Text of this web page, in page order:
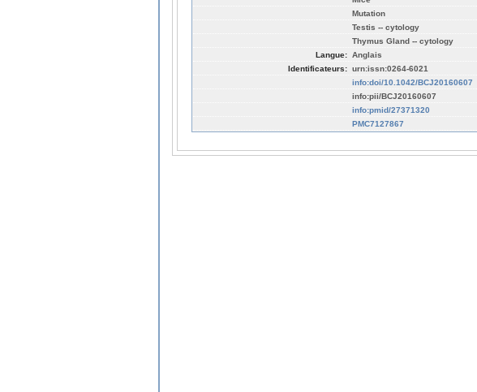
Mutation
Testis -- cytology
Thymus Gland -- cytology
Langue: Anglais
Identificateurs: urn:issn:0264-6021
info:doi/10.1042/BCJ20160607
info:pii/BCJ20160607
info:pmid/27371320
PMC7127867